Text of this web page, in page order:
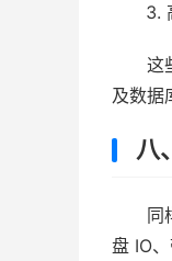
这
及数据
八
同
盘 IO